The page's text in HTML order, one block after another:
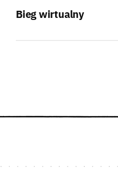
Bieg wirtualny